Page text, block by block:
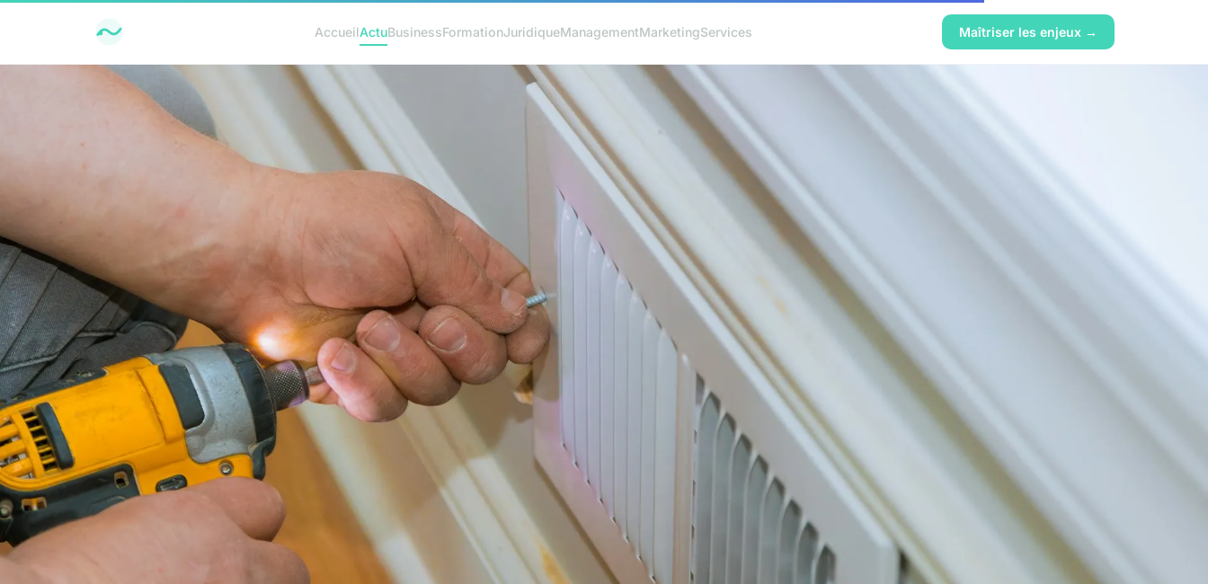
AccueilActuBusinessFormationJuridiqueManagementMarketingServices Maîtriser les enjeux →